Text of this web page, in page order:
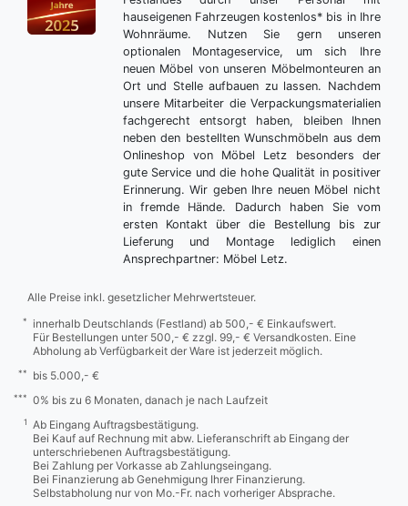
hauseigenen Fahrzeugen kostenlos* bis in Ihre
Wohnräume. Nutzen Sie gern unseren
optionalen Montageservice, um sich Ihre
neuen Möbel von unseren Möbelmonteuren an
Ort und Stelle aufbauen zu lassen. Nachdem
unsere Mitarbeiter die Verpackungsmaterialien
fachgerecht entsorgt haben, bleiben Ihnen
neben den bestellten Wunschmöbeln aus dem
Onlineshop von Möbel Letz besonders der
gute Service und die hohe Qualität in positiver
Erinnerung. Wir geben Ihre neuen Möbel nicht
in fremde Hände. Dadurch haben Sie vom
ersten Kontakt über die Bestellung bis zur
Lieferung und Montage lediglich einen
Ansprechpartner: Möbel Letz.
Alle Preise inkl. gesetzlicher Mehrwertsteuer.
*
innerhalb Deutschlands (Festland) ab 500,- € Einkaufswert.
Für Bestellungen unter 500,- € zzgl. 99,- € Versandkosten. Eine
Abholung ab Verfügbarkeit der Ware ist jederzeit möglich.
** bis 5.000,- €
*** 0% bis zu 6 Monaten, danach je nach Laufzeit
1
Ab Eingang Auftragsbestätigung.
Bei Kauf auf Rechnung mit abw. Lieferanschrift ab Eingang der
unterschriebenen Auftragsbestätigung.
Bei Zahlung per Vorkasse ab Zahlungseingang.
Bei Finanzierung ab Genehmigung Ihrer Finanzierung.
Selbstabholung nur von Mo.-Fr. nach vorheriger Absprache.